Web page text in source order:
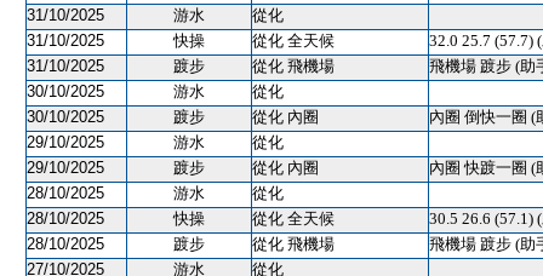
31/10/2025
游水
從化
31/10/2025
快操 從化 全天候
32.0 25.7 (57.7)
31/10/2025
踱步 從化 飛機場
飛機場 踱步 (助
30/10/2025
游水
從化
30/10/2025
踱步 從化 內圈
內圈 倒快一圈 (
29/10/2025
游水
從化
29/10/2025
踱步 從化 內圈
內圈 快踱一圈 (
28/10/2025
游水
從化
28/10/2025
快操 從化 全天候
30.5 26.6 (57.1)
28/10/2025
踱步 從化 飛機場
飛機場 踱步 (助
27/10/2025
游水
從化